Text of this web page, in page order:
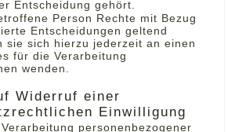
Entscheidung gehört.
Person Rechte mit Bezug
Entscheidungen geltend
sie sich hierzu jederzeit an einen
für die Verarbeitung
wenden.
Widerruf einer
Einwilligung
personenbezogener